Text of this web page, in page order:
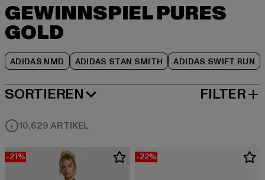
GEWINNSPIEL PURES
GOLD
ADIDAS NMD ADIDAS STAN SMITH ADIDAS SWIFT RUN
SORTIEREN
BELIEBTESTE FILTER
10,629 ARTIKEL
-21% -22%